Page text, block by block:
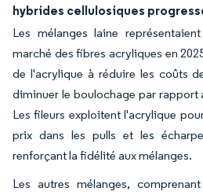
hybrides cellulosiques
Les mélanges laine
marché des fibres acryliques en
de l'acrylique à réduire les coûts
diminuer le boulochage par rapport
Les fileurs exploitent l'acrylique
prix dans les pulls et les
renforçant la fidélité aux mélanges.
Les autres mélanges,